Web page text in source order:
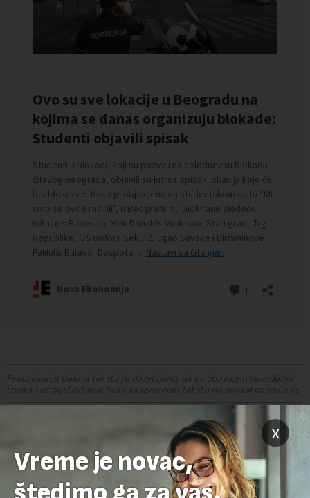
Preuzimanje delova teksta je dozvoljeno, ali uz obavezno navođenje
izvora i uz postavljanje linka ka izvornom tekstu na novaekonomija.rs
GRAĐANSKA NEPOSLUŠNOST GSP POLITIKA
PROTEST SRBIJA STUDENTI
x
Vreme je novac,